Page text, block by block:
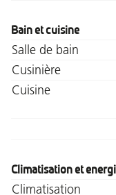
Bain et cuisine
Salle de bain
Cusinière
Cuisine
Climatisation et
Climatisation